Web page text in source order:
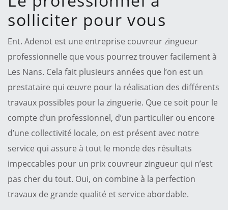
solliciter pour vous
Ent. Adenot est une entreprise couvreur zingueur
professionnelle que vous pourrez trouver facilement à
Les Nans. Cela fait plusieurs années que l’on est un
prestataire qui œuvre pour la réalisation des différents
travaux possibles pour la zinguerie. Que ce soit pour le
compte d’un professionnel, d’un particulier ou encore
d’une collectivité locale, on est présent avec notre
service qui assure à tout le monde des résultats
impeccables pour un prix couvreur zingueur qui n’est
pas cher du tout. Oui, on combine à la perfection
travaux de grande qualité et service abordable.